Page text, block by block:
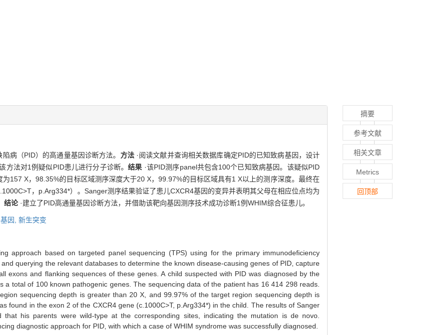
病（PID）的高通量基因诊断方法。 方法·阅读文献并查询相关数据库确定PID的已知致病基因，设计
方法对1例疑似PID患儿进行分子诊断。结果 ·该PID测序panel共包含100个已知致病基因。该疑似PID
157 X，98.35%的目标区域测序深度大于20 X，99.97%的目标区域具有1 X以上的测序深度。最终在
，p.Arg334*）。Sanger测序结果验证了患儿CXCR4基因的变异并表明其父母在相应位点均为
结论·建立了PID高通量基因诊断方法，并借助该靶向基因测序技术成功诊断1例WHIM综合征患儿。
因, 新生突变
approach based on targeted panel sequencing (TPS) using for the primary immunodeficiency
querying the relevant databases to determine the known disease-causing genes of PID, capture
exons and flanking sequences of these genes. A child suspected with PID was diagnosed by the
a total of 100 known pathogenic genes. The sequencing data of the patient has 16 414 298 reads.
sequencing depth is greater than 20 X, and 99.97% of the target region sequencing depth is
found in the exon 2 of the CXCR4 gene (c.1000C>T, p.Arg334*) in the child. The results of Sanger
his parents were wild-type at the corresponding sites, indicating the mutation is de novo.
diagnostic approach for PID, with which a case of WHIM syndrome was successfully diagnosed.
摘要
参考文献
相关文章
Metrics
回顶部